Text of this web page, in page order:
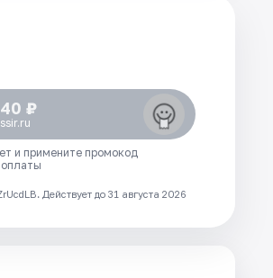
₽
и примените промокод
Действует до 31 августа 2026